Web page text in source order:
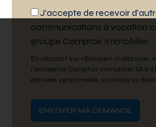
J'accepte de recevoir
communications à vocation
groupe Comptoir Immobilier.
En cliquant sur «Envoyer» ci-dessous,
l'entreprise Comptoir Immobilier SA à
données personnelles soumises ci-